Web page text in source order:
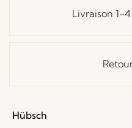
Livraison 1-
Hübsch